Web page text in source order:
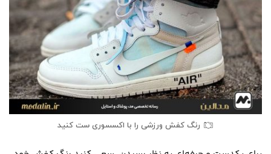
رنگ کفش ورزشی را با اکسسوری ست کنید